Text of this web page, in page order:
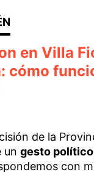
en Villa
cómo
de la
un gesto
con